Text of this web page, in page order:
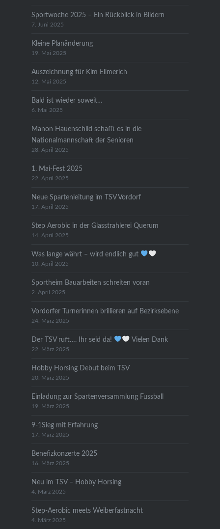
Sportwoche 2025 – Ein Rückblick in Bildern
7. Juni 2025
Kleine Planänderung
19. Mai 2025
Auszeichnung für Kim Ellmerich
12. Mai 2025
Bald ist wieder soweit…
6. Mai 2025
Manon Hauenschild schafft es in die
Nationalmannschaft der Senioren
28. April 2025
1. Mai-Fest 2025
22. April 2025
Neue Spartenleitung im TSV Vordorf
17. April 2025
Step Aerobic in der Glasstrahlerei Querum
14. April 2025
Was lange währt – wird endlich gut
10. April 2025
Sportheim Bauarbeiten schreiten voran
2. April 2025
Vordorfer Turnerinnen brillieren auf Bezirksebene
24. März 2025
Der TSV ruft…. Ihr seid da! Vielen Dank
22. März 2025
Hobby Horsing Debut beim TSV
20. März 2025
Einladung zur Spartenversammlung Fussball
19. März 2025
9-1Sieg mit Erfahrung
17. März 2025
Benefizkonzerte 2025
16. März 2025
Neu im TSV – Hobby Horsing
4. März 2025
Step-Aerobic meets Weiberfastnacht
4. März 2025